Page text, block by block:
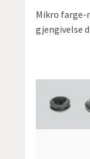
Mikro farge-
gjengivelse